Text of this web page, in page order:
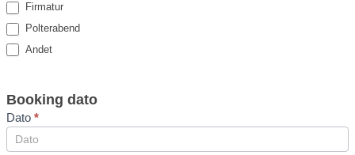
Firmatur
Polterabend
Andet
Booking dato
Dato *